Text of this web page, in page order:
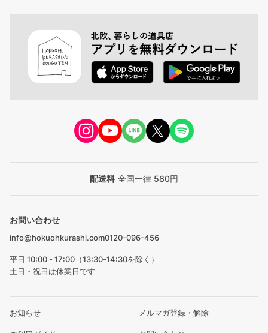
配送料 全国一律 580円
お問い合わせ
info@hokuohkurashi.com0120-096-456
平日 10:00 - 17:00（13:30-14:30を除く）
土日・祝日は休業日です
お知らせ メルマガ登録・解除